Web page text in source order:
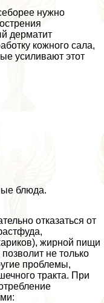
нужно
дерматит
кожного сала,
усиливают этот
блюда.
отказаться от
жирной пищи
не только
проблемы,
тpaкта. При